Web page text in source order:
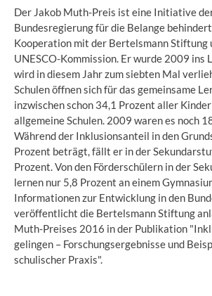
Der Jakob Muth-Preis ist eine Initiative
Bundesregierung für die Belange
Kooperation mit der Bertelsmann Stiftung
UNESCO-Kommission. Er wurde 2009 ins
wird in diesem Jahr zum siebten Mal
Schulen öffnen sich für das gemeinsame
inzwischen schon 34,1 Prozent aller
allgemeine Schulen. 2009 waren es noch
Während der Inklusionsanteil in den
Prozent beträgt, fällt er in der
Prozent. Von den Förderschülern in der
lernen nur 5,8 Prozent an einem
Informationen zur Entwicklung in den
veröffentlicht die Bertelsmann Stiftung
Muth-Preises 2016 in der Publikation
gelingen – Forschungsergebnisse und
schulischer Praxis".